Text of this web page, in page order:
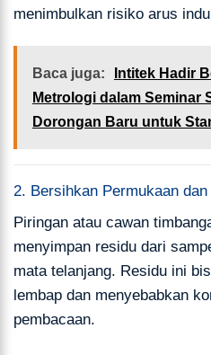
menimbulkan risiko arus
Baca juga:
Intitek Hadir
Metrologi dalam Seminar
Dorongan Baru untuk
2. Bersihkan Permukaan
Piringan atau cawan
menyimpan residu dari
mata telanjang. Residu ini
lembap dan menyebabkan
pembacaan.